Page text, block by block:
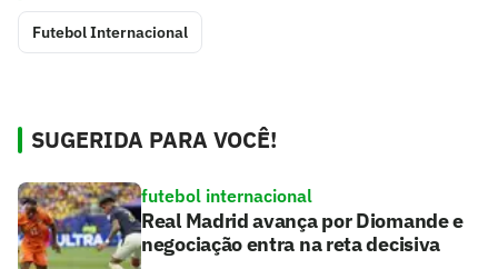
Futebol Internacional
SUGERIDA PARA VOCÊ!
futebol internacional
Real Madrid avança por Diomande e
negociação entra na reta decisiva